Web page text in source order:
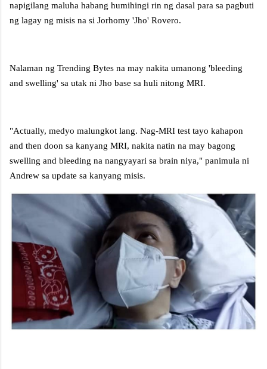
napigilang maluha habang humihingi rin ng dasal para sa pagbuti
ng lagay ng misis na si Jorhomy 'Jho' Rovero.
Nalaman ng Trending Bytes na may nakita umanong 'bleeding
and swelling' sa utak ni Jho base sa huli nitong MRI.
"Actually, medyo malungkot lang. Nag-MRI test tayo kahapon
and then doon sa kanyang MRI, nakita natin na may bagong
swelling and bleeding na nangyayari sa brain niya," panimula ni
Andrew sa update sa kanyang misis.